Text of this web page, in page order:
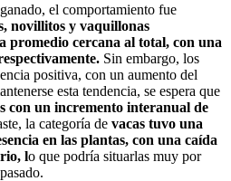
el comportamiento fue
novillitos y vaquillonas
promedio cercana al total, con una
Sin embargo, los
positiva, con un aumento del
esta tendencia, se espera que
con un incremento interanual de
la categoría de vacas tuvo una
en las plantas, con una caída
lo que podría situarlas muy por